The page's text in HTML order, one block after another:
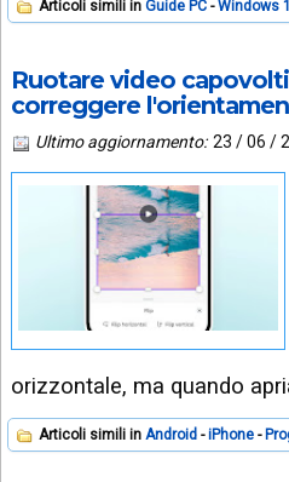
Articoli simili in Guide PC Windows
Ruotare video
correggere
Ultimo aggiornamento: 23 / 06 /
orizzontale, ma quando
Articoli simili in Android iPhone